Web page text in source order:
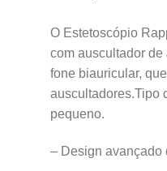
O Estetoscópio
com auscultador de
fone biauricular,
auscultadores.Tipo
pequeno.
– Design avançado